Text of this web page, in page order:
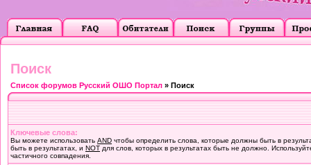
Поиск
Список форумов Русский ОШО Портал » Поиск
Ключевые слова:
Вы можете использовать AND чтобы определить слова, которые должны быть в
быть в результатах, и NOT для слов, которых в результатах быть не должно.
частичного совпадения.